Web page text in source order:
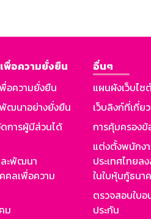
พื่อความยั่งยืน
อความยั่งยืน
พัฒนาอย่างยั่งยืน
การผู้มีส่วนได้
ละพัฒนา
คลเพื่อความ
ม
อื่นๆ
แผนผังเว็บไซ
เว็บลิงก์ที่เกี่ย
การคุ้มครอง
แต่งตั้งพนักง
ประเทศไทยล
ในใบหุ้นกู้ธนา
ตรวจสอบใบ
ประกัน